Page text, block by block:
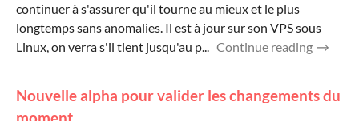
continuer à s'assurer qu'il tourne au mieux et le plus
longtemps sans anomalies. Il est à jour sur son VPS sous
Linux, on verra s'il tient jusqu'au p... Continue reading
Nouvelle alpha pour valider les changements du